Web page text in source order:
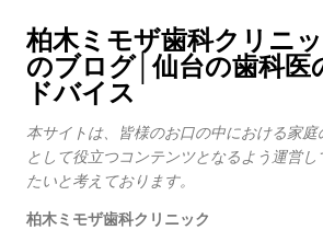
スキップしてメイン コンテン
柏木ミモザ歯科クリニ
のブログ│仙台の歯科医
ドバイス
本サイトは、皆様のお口の中における家庭
として役立つコンテンツとなるよう運営し
たいと考えております。
柏木ミモザ歯科クリニック